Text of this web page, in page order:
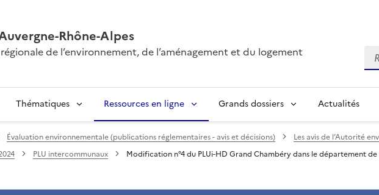
Rhône-Alpes
de l’environnement, de l’aménagement et du logement
Thématiques Ressources en ligne Grands dossiers Actualités
Évaluation environnementale (publications réglementaires - avis et décisions) Les avis de l’Autorité
PLU intercommunaux Modification n°4 du PLUi-HD Grand Chambéry dans le département de